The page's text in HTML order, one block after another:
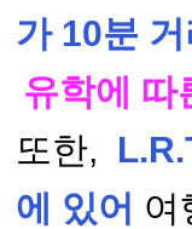
가 10분
유학에 따
또한,
에 있어 여